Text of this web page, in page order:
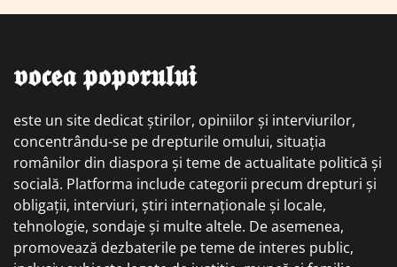
𝖛𝖔𝖈𝖊𝖆 𝖕𝖔𝖕𝖔𝖗𝖚𝖑𝖚𝖎
este un site dedicat știrilor, opiniilor și interviurilor,
concentrându-se pe drepturile omului, situația
românilor din diaspora și teme de actualitate politică și
socială. Platforma include categorii precum drepturi și
obligații, interviuri, știri internaționale și locale,
tehnologie, sondaje și multe altele. De asemenea,
promovează dezbaterile pe teme de interes public,